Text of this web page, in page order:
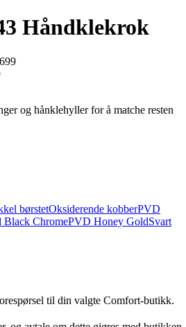
Håndklekrok
og hånklehyller for å matche resten
børstetOksiderende kobberPVD
Black ChromePVD Honey GoldSvart
til din valgte Comfort-butikk.